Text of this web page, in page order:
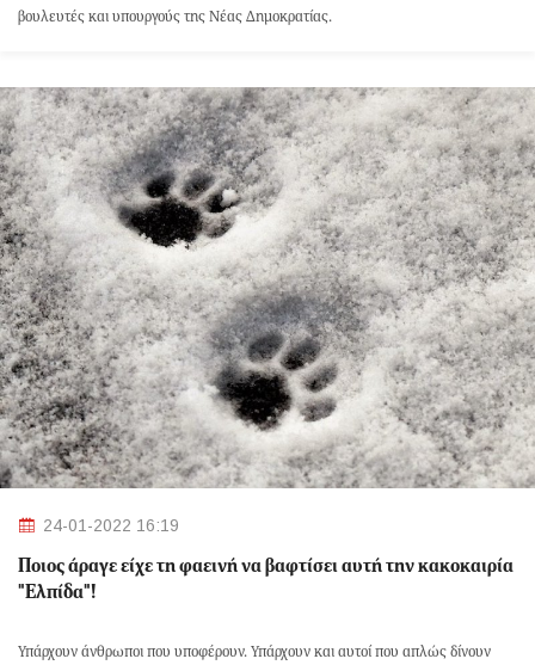
βουλευτές και υπουργούς της Νέας Δημοκρατίας.
24-01-2022 16:19
Ποιος άραγε είχε τη φαεινή να βαφτίσει αυτή την κακοκαιρία
"Ελπίδα"!
Υπάρχουν άνθρωποι που υποφέρουν. Υπάρχουν και αυτοί που απλώς δίνουν